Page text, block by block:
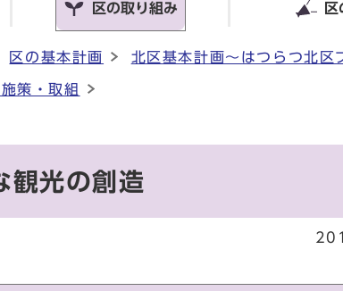
区の取り組み 区
区の基本計画 北区基本計画～はつらつ北区
策・取組
光の創造